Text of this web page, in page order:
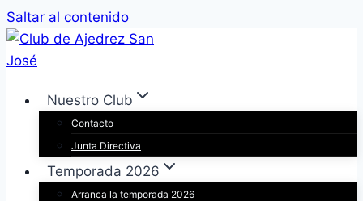
Saltar al contenido
Nuestro Club
Contacto
Junta Directiva
Temporada 2026
Arranca la temporada 2026